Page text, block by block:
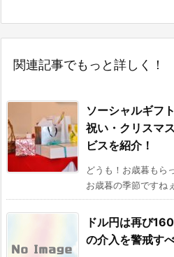
関連記事でもっと詳しく！
ソーシャルギフ
祝い・クリスマ
ビスを紹介！
どうも！お歳暮もら
お歳暮の季節ですね
ドル円は再び
の介入を警戒す